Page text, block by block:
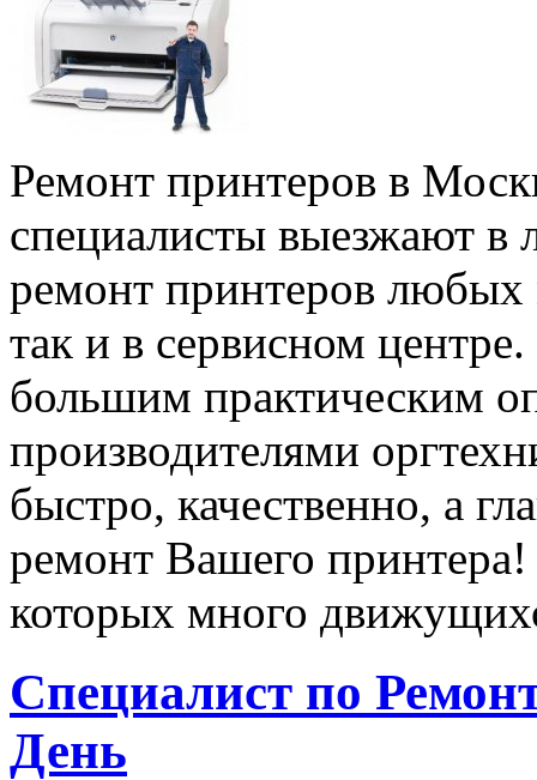
Ремонт принтеров в
специалисты выезжают
ремонт принтеров любых
так и в сервисном
большим практическим
производителями
быстро, качественно, а
ремонт Вашего
которых много
Специалист по
День